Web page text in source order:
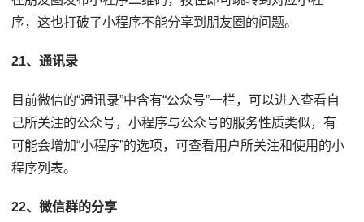
序，这也打破了小程序不能分享到朋友圈的问题。
21、通讯录
目前微信的“通讯录”中含有“公众号”一栏，可以进入查看自
己所关注的公众号，小程序与公众号的服务性质类似，有
可能会增加“小程序”的选项，可查看用户所关注和使用的小
程序列表。
22、微信群的分享